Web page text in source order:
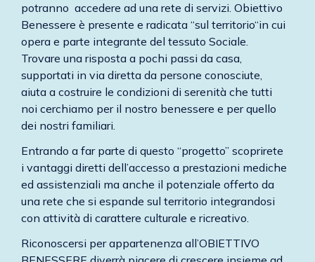
potranno accedere ad una rete di servizi. Obiettivo
Benessere è presente e radicata “sul territorio“in cui
opera e parte integrante del tessuto Sociale.
Trovare una risposta a pochi passi da casa,
supportati in via diretta da persone conosciute,
aiuta a costruire le condizioni di serenità che tutti
noi cerchiamo per il nostro benessere e per quello
dei nostri familiari.
Entrando a far parte di questo “progetto” scoprirete
i vantaggi diretti dell’accesso a prestazioni mediche
ed assistenziali ma anche il potenziale offerto da
una rete che si espande sul territorio integrandosi
con attività di carattere culturale e ricreativo.
Riconoscersi per appartenenza all’OBIETTIVO